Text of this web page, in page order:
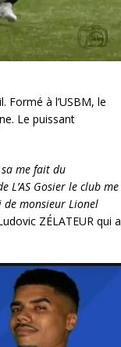
Formé à l’USBM, le
Le puissant
sa me fait du
L’AS Gosier le club me
de monsieur Lionel
ZÉLATEUR qui a